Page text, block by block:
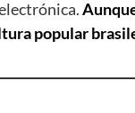
popular